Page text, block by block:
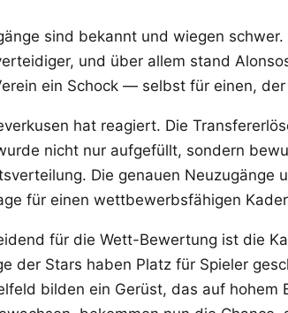
sind bekannt und wiegen
und über allem stand
ein Schock — selbst für einen,
hat reagiert. Die
nicht nur aufgefüllt, sondern
Die genauen Neuzugänge
für einen wettbewerbsfähigen
für die Wett-Bewertung ist die
der Stars haben Platz für Spieler
bilden ein Gerüst, das auf